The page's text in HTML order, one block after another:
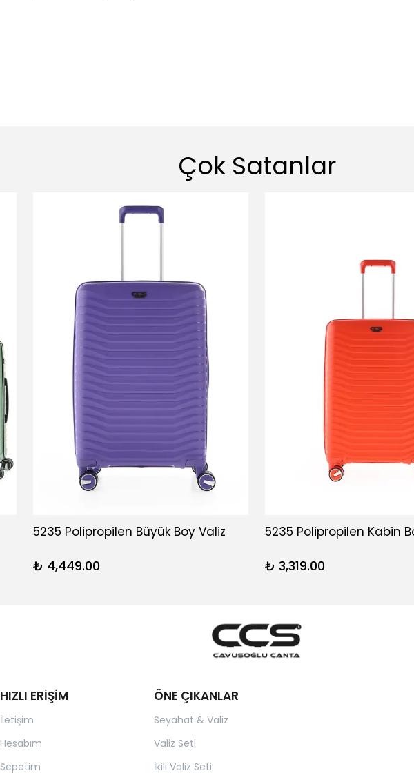
Çok Satanlar
5235 Polipropilen Büyük Boy Valiz
₺ 4,449.00
5235 Polipropilen Kabin
₺ 3,319.00
HIZLI ERİŞİM
İletişim
Hesabım
Sepetim
ÖNE ÇIKANLAR
Seyahat & Valiz
Valiz Seti
İkili Valiz Seti